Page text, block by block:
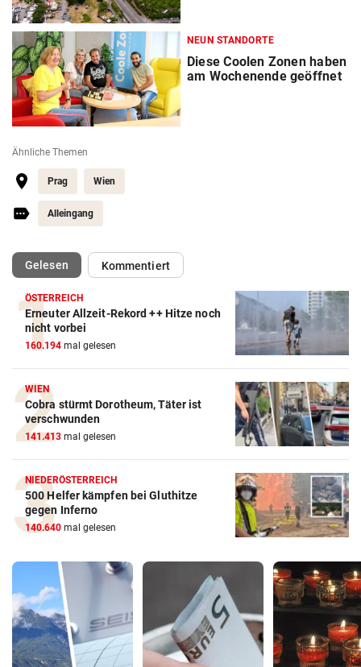
NEUN STANDORTE
Diese Coolen Zonen haben
am Wochenende geöffnet
Ähnliche Themen
Prag Wien
Alleingang
Gelesen(ausgewählt)Kommentiert
ÖSTERREICH
Erneuter Allzeit-Rekord ++ Hitze noch
nicht vorbei
160.194 mal gelesen
WIEN
Cobra stürmt Dorotheum, Täter ist
verschwunden
141.413 mal gelesen
NIEDERÖSTERREICH
500 Helfer kämpfen bei Gluthitze
gegen Inferno
140.640 mal gelesen